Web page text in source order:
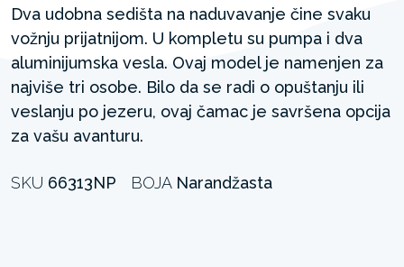
Dva udobna sedišta na naduvavanje čine svaku
vožnju prijatnijom. U kompletu su pumpa i dva
aluminijumska vesla. Ovaj model je namenjen za
najviše tri osobe. Bilo da se radi o opuštanju ili
veslanju po jezeru, ovaj čamac je savršena opcija
za vašu avanturu.
SKU 66313NP BOJA Narandžasta